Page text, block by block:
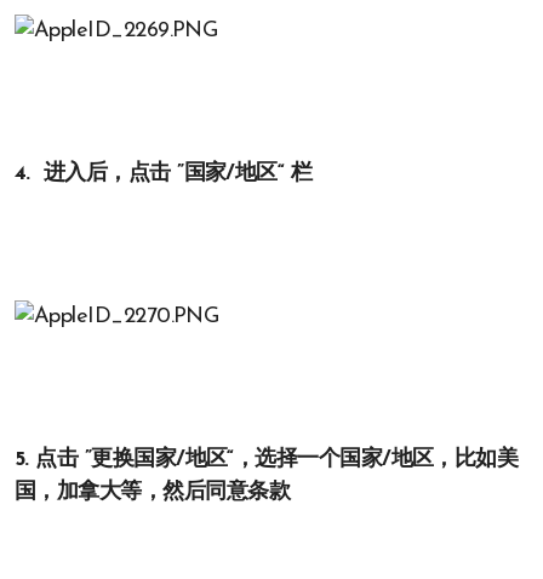
4. 进入后，点击 ”国家/地区“ 栏
5. 点击 ”更换国家/地区“，选择一个国家/地区，比如美
国，加拿大等，然后同意条款